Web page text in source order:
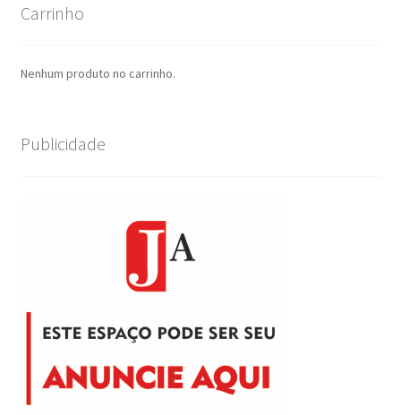
Carrinho
Nenhum produto no carrinho.
Publicidade